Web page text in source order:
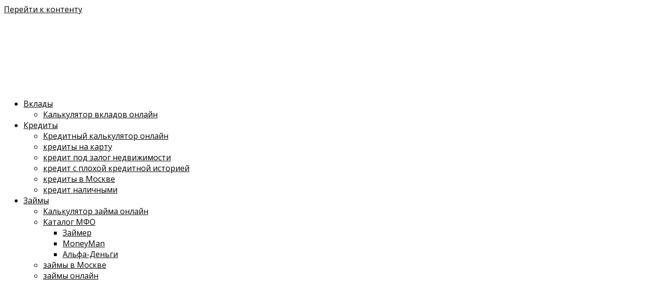
Перейти к контенту
Вклады
Калькулятор вкладов онлайн
Кредиты
Кредитный калькулятор онлайн
кредиты на карту
кредит под залог недвижимости
кредит с плохой кредитной историей
кредиты в Москве
кредит наличными
Займы
Калькулятор займа онлайн
Каталог МФО
Займер
MoneyMan
Альфа-Деньги
займы в Москве
займы онлайн